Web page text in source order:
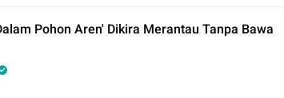
Pohon Aren' Dikira Merantau Tanpa Bawa